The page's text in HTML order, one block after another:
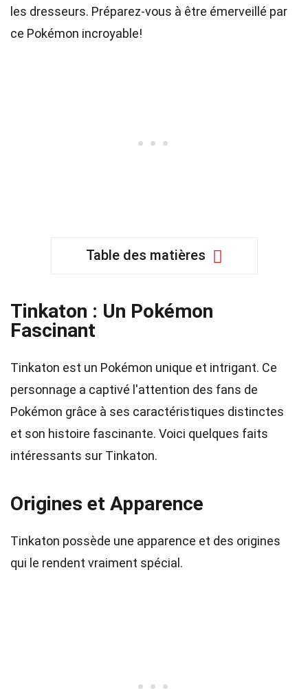
les dresseurs. Préparez-vous à être émerveillé par
ce Pokémon incroyable!
Table des matières
Tinkaton : Un Pokémon
Fascinant
Tinkaton est un Pokémon unique et intrigant. Ce
personnage a captivé l'attention des fans de
Pokémon grâce à ses caractéristiques distinctes
et son histoire fascinante. Voici quelques faits
intéressants sur Tinkaton.
Origines et Apparence
Tinkaton possède une apparence et des origines
qui le rendent vraiment spécial.